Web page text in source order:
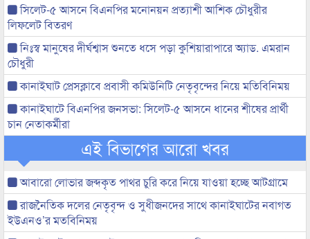
সিলেট-৫ আসনে বিএনপির মনোনয়ন প্রত্যাশী আশিক চৌধুরীর
লিফলেট বিতরণ
নিঃস্ব মানুষের দীর্ঘশ্বাস শুনতে ধসে পড়া কুশিয়ারাপারে অ্যাড. এমরান
চৌধুরী
কানাইঘাট প্রেসক্লাবে প্রবাসী কমিউনিটি নেতৃবৃন্দের নিয়ে মতিবিনিময়
কানাইঘাটে বিএনপির জনসভা: সিলেট-৫ আসনে ধানের শীষের প্রার্থী
চান নেতাকর্মীরা
এই বিভাগের আরো খবর
আবারো লোভার জব্দকৃত পাথর চুরি করে নিয়ে যাওয়া হচ্ছে আটগ্রামে
রাজনৈতিক দলের নেতৃবৃন্দ ও সুধীজনদের সাথে কানাইঘাটের নবাগত
ইউএনও’র মতবিনিময়